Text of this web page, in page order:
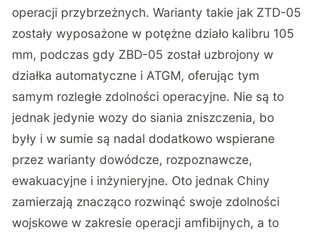
operacji przybrzeżnych. Warianty takie jak ZTD-05
zostały wyposażone w potężne działo kalibru 105
mm, podczas gdy ZBD-05 został uzbrojony w
działka automatyczne i ATGM, oferując tym
samym rozległe zdolności operacyjne. Nie są to
jednak jedynie wozy do siania zniszczenia, bo
były i w sumie są nadal dodatkowo wspierane
przez warianty dowódcze, rozpoznawcze,
ewakuacyjne i inżynieryjne. Oto jednak Chiny
zamierzają znacząco rozwinąć swoje zdolności
wojskowe w zakresie operacji amfibijnych, a to